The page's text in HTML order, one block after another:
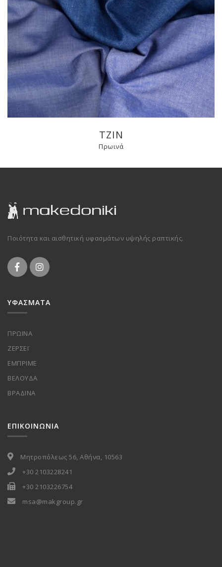
ΤΖΙΝ
Πρωινά
Ποιότητα και αισθητική υφασμάτων υψηλής ραπτικής.
ΥΦΑΣΜΑΤΑ
ΠΡΩΙΝΑ
ΖΕΡΣΕΪ
ΕΜΠΡΙΜΕ
ΒΕΛΟΥΔΑ
ΒΡΑΔΙΝΑ
ΕΠΙΚΟΙΝΩΝΙΑ
Μητροπόλεως 56, Αθήνα, 10563
+30 2103228241
+30 2103226754
msa@makgroup.gr